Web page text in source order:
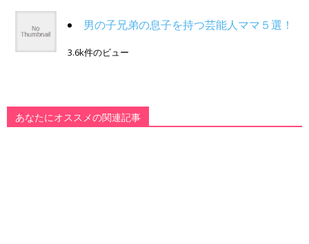
男の子兄弟の息子を持つ芸能人ママ５選！
3.6k件のビュー
あなたにオススメの関連記事